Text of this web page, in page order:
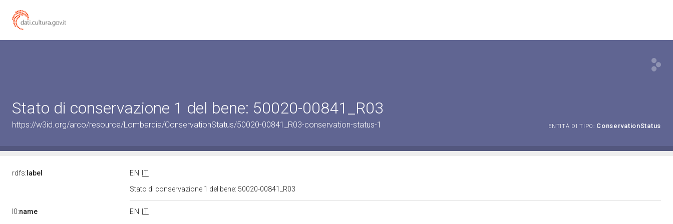
Stato di conservazione 1 del bene: 50020-00841_R03
https://w3id.org/arco/resource/Lombardia/ConservationStatus/50020-00841_R03-conservation-status-1 ENTITÀ DI TIPO: ConservationStatus
rdfs: label EN
IT
Stato di conservazione 1 del bene: 50020-00841_R03
l0:name EN
IT